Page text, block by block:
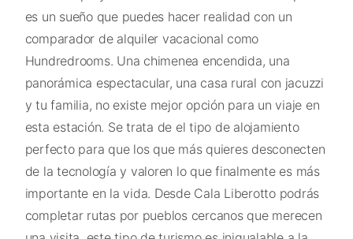
es un sueño que puedes hacer realidad con un
comparador de alquiler vacacional como
Hundredrooms. Una chimenea encendida, una
panorámica espectacular, una casa rural con jacuzzi
y tu familia, no existe mejor opción para un viaje en
esta estación. Se trata de el tipo de alojamiento
perfecto para que los que más quieres desconecten
de la tecnología y valoren lo que finalmente es más
importante en la vida. Desde Cala Liberotto podrás
completar rutas por pueblos cercanos que merecen